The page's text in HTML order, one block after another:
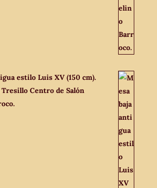
estilo Luis XV (150 cm).
Centro de Salón